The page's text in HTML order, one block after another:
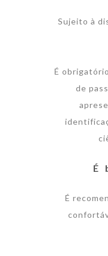
Sujeito à
É
de
É
É